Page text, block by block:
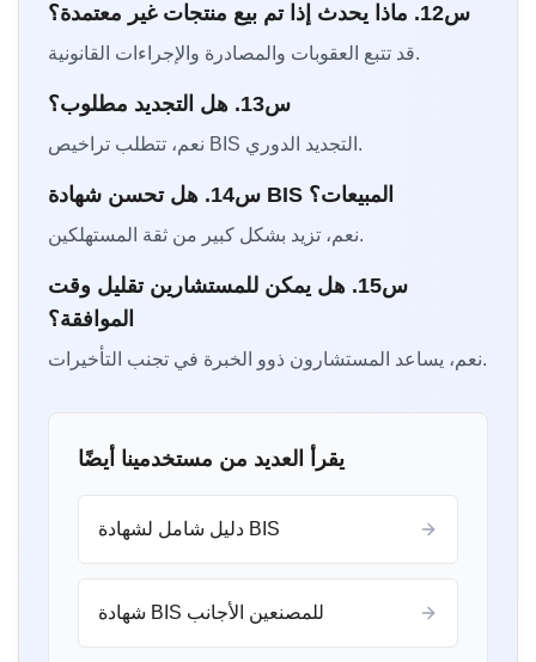
س12. ماذا يحدث إذا تم بيع منتجات غير معتمدة؟
قد تتبع العقوبات والمصادرة والإجراءات القانونية.
س13. هل التجديد مطلوب؟
نعم، تتطلب تراخيص BIS التجديد الدوري.
س14. هل تحسن شهادة BIS المبيعات؟
نعم، تزيد بشكل كبير من ثقة المستهلكين.
س15. هل يمكن للمستشارين تقليل وقت
الموافقة؟
نعم، يساعد المستشارون ذوو الخبرة في تجنب التأخيرات.
يقرأ العديد من مستخدمينا أيضًا
دليل شامل لشهادة BIS
شهادة BIS للمصنعين الأجانب